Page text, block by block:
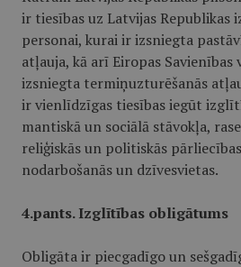
ir tiesības uz Latvijas Republikas
personai, kurai ir izsniegta
atļauja, kā arī Eiropas
izsniegta termiņuzturēšanās
ir vienlīdzīgas tiesības iegūt
mantiskā un sociālā stāvokļa,
reliģiskās un politiskās
nodarbošanās un dzīvesvietas.
4.pants. Izglītības obligātums
Obligāta ir piecgadīgo un